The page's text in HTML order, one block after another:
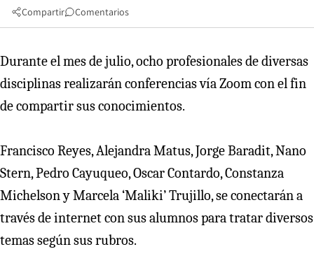
Compartir Comentarios
Durante el mes de julio, ocho profesionales de diversas
disciplinas realizarán conferencias vía Zoom con el fin
de compartir sus conocimientos.
Francisco Reyes, Alejandra Matus, Jorge Baradit, Nano
Stern, Pedro Cayuqueo, Oscar Contardo, Constanza
Michelson y Marcela ‘Maliki’ Trujillo, se conectarán a
través de internet con sus alumnos para tratar diversos
temas según sus rubros.